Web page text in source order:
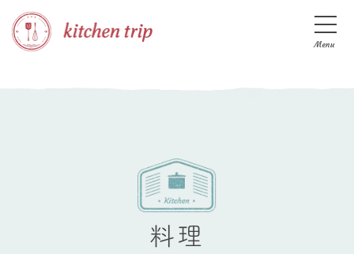
Menu
料理